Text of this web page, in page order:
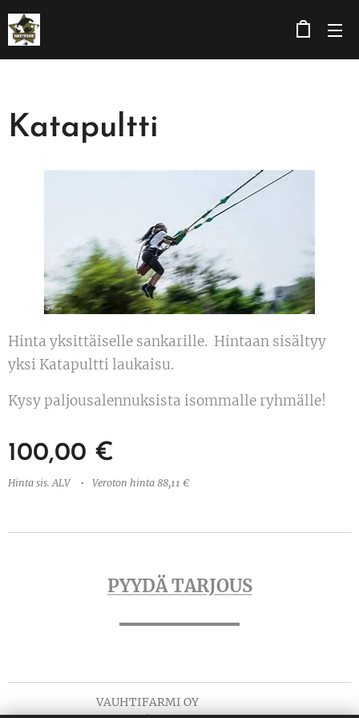
Katapultti
Hinta yksittäiselle sankarille. Hintaan sisältyy
yksi Katapultti laukaisu.
Kysy paljousalennuksista isommalle ryhmälle!
100,00 €
Hinta sis. ALV Veroton hinta 88,11 €
PYYDÄ TARJOUS
VAUHTIFARMI OY